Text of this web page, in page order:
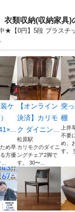
衣類収納(収納家具
★【0円】5段 プラスチ
ケ
ため早
方優
【オンライン
決済】カリモ
ク ダイニン...
松原駅
カリモクのダイニ
ングチェア2脚で
す。 30〜...
突
棚
上井
不要
め、
す。